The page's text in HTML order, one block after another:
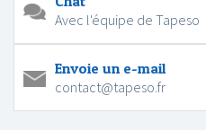
Avec l'équipe de Tapeso
Envoie un e-mail
contact@tapeso.fr